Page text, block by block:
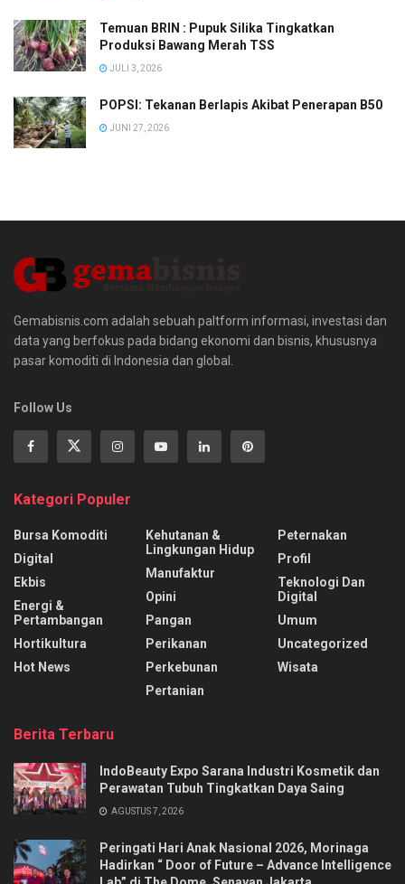
Temuan BRIN : Pupuk Silika Tingkatkan
Produksi Bawang Merah TSS
JULI 3, 2026
POPSI: Tekanan Berlapis Akibat Penerapan B50
JUNI 27, 2026
Gemabisnis.com adalah sebuah paltform informasi, investasi dan
data yang berfokus pada bidang ekonomi dan bisnis, khususnya
pasar komoditi di Indonesia dan global.
Follow Us
Kategori Populer
Bursa Komoditi
Digital
Ekbis
Energi &
Pertambangan
Hortikultura
Hot News
Kehutanan &
Lingkungan Hidup
Manufaktur
Opini
Pangan
Perikanan
Perkebunan
Pertanian
Peternakan
Profil
Teknologi Dan
Digital
Umum
Uncategorized
Wisata
Berita Terbaru
IndoBeauty Expo Sarana Industri Kosmetik dan
Perawatan Tubuh Tingkatkan Daya Saing
AGUSTUS 7, 2026
Peringati Hari Anak Nasional 2026, Morinaga
Hadirkan “ Door of Future – Advance Intelligence